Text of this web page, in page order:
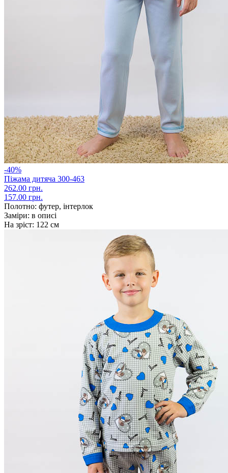
-40%
Піжама дитяча 300-463
262.00 грн.
157.00 грн.
Полотно: футер, інтерлок
Заміри: в описі
На зріст: 122 см